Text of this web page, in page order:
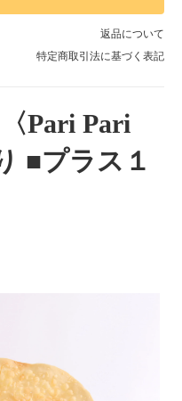
返品について
特定商取引法に基づく表記
Pari Pari
■プラス１